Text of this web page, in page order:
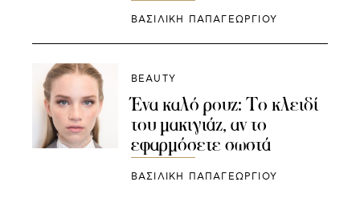
ΒΑΣΙΛΙΚΗ ΠΑΠΑΓΕΩΡΓΙΟΥ
BEAUTY
Ένα καλό ρουζ: Το κλειδί
του μακιγιάζ, αν το
εφαρμόσετε σωστά
ΒΑΣΙΛΙΚΗ ΠΑΠΑΓΕΩΡΓΙΟΥ